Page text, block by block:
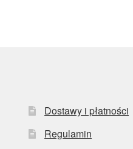
Dostawy i płatności
Regulamin